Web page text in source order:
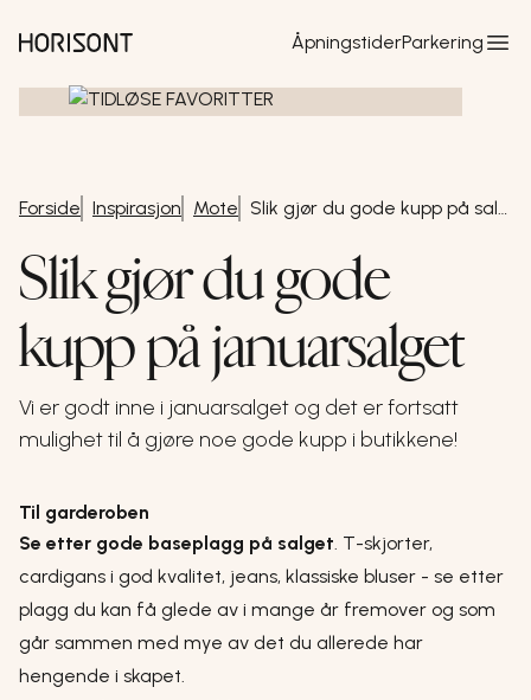
ÅpningstiderParkering
Forside Inspirasjon Mote Slik gjør du gode kupp på salget
Slik gjør du gode
kupp på januarsalget
Vi er godt inne i januarsalget og det er fortsatt
mulighet til å gjøre noe gode kupp i butikkene!
Til garderoben
Se etter gode baseplagg på salget. T-skjorter,
cardigans i god kvalitet, jeans, klassiske bluser - se etter
plagg du kan få glede av i mange år fremover og som
går sammen med mye av det du allerede har
hengende i skapet.